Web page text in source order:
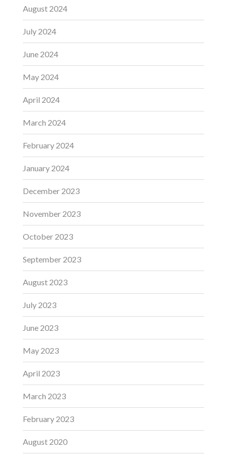
August 2024
July 2024
June 2024
May 2024
April 2024
March 2024
February 2024
January 2024
December 2023
November 2023
October 2023
September 2023
August 2023
July 2023
June 2023
May 2023
April 2023
March 2023
February 2023
August 2020